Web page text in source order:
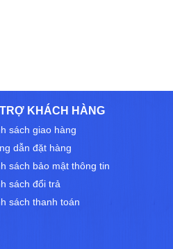
KHÁCH HÀNG
sách giao hàng
dẫn đặt hàng
sách bảo mật thông tin
sách đổi trả
sách thanh toán